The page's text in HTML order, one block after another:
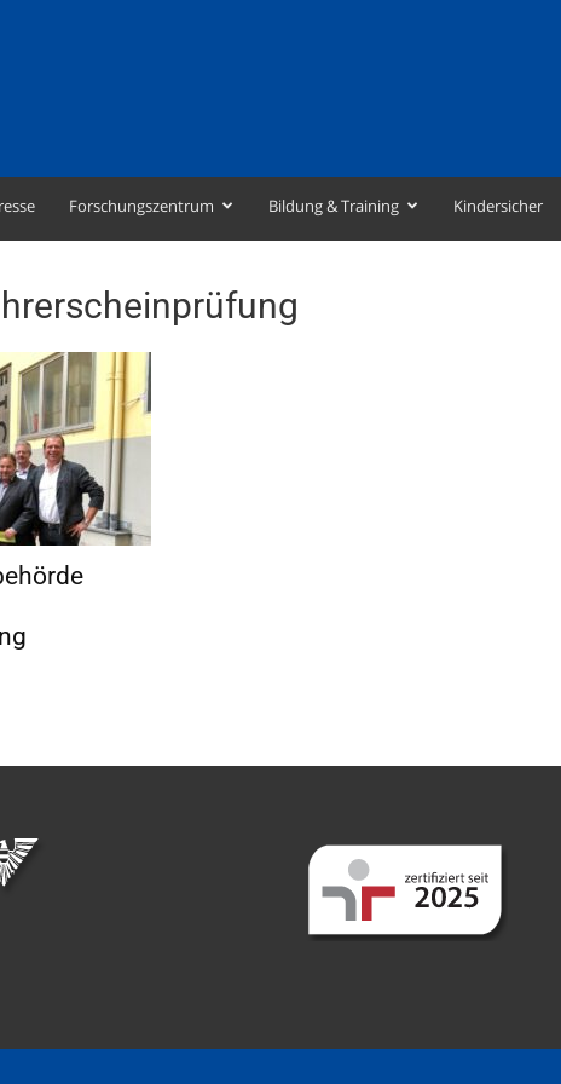
Forschungszentrum Bildung & Training Kindersicher